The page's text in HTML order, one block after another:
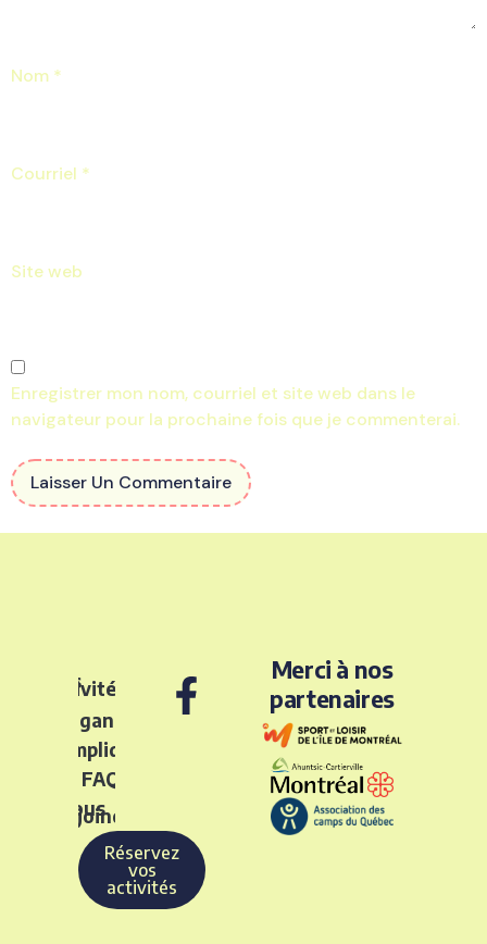
Nom *
Courriel *
Site web
Enregistrer mon nom, courriel et site web dans le
navigateur pour la prochaine fois que je commenterai.
Nos
activités
L’organisme
S’impliquer
FAQ
Nous
rejoindre
Réservez
vos
activités
Merci à nos
partenaires